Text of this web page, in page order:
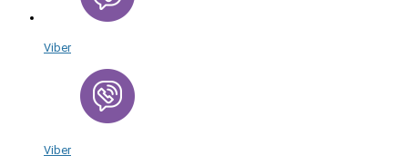
Viber
Viber